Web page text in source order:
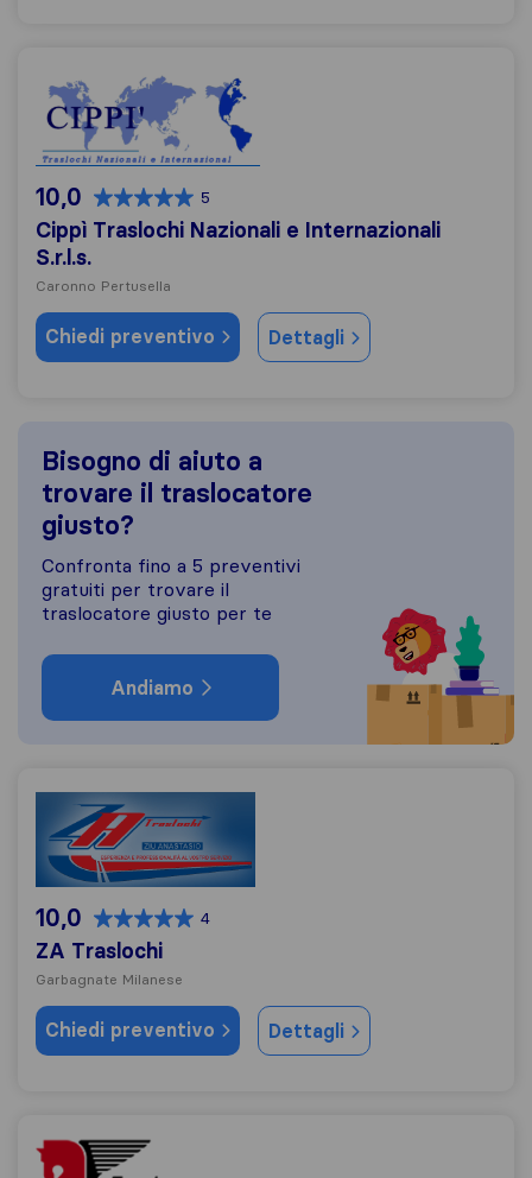
Cippì Traslochi Nazionali e Internazionali S.r.l.s.
10,0 5
Cippì Traslochi Nazionali e Internazionali
S.r.l.s.
Caronno Pertusella
Chiedi preventivo Dettagli
Bisogno di aiuto a
trovare il traslocatore
giusto?
Confronta fino a 5 preventivi
gratuiti per trovare il
traslocatore giusto per te
Andiamo
ZA Traslochi
10,0 4
ZA Traslochi
Garbagnate Milanese
Chiedi preventivo Dettagli
Traslocomodo srl